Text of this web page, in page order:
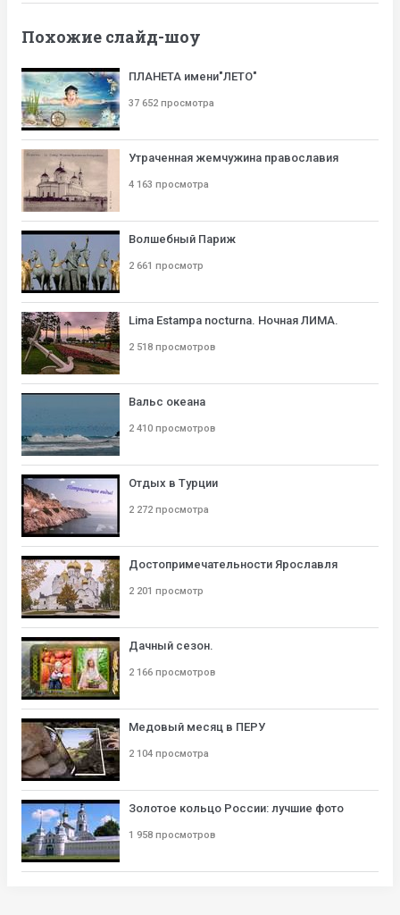
Похожие слайд-шоу
ПЛАНЕТА имени"ЛЕТО"
37 652 просмотра
Утраченная жемчужина православия
4 163 просмотра
Волшебный Париж
2 661 просмотр
Lima Estampa nocturna. Ночная ЛИМА.
2 518 просмотров
Вальс океана
2 410 просмотров
Отдых в Турции
2 272 просмотра
Достопримечательности Ярославля
2 201 просмотр
Дачный сезон.
2 166 просмотров
Медовый месяц в ПЕРУ
2 104 просмотра
Золотое кольцо России: лучшие фото
1 958 просмотров